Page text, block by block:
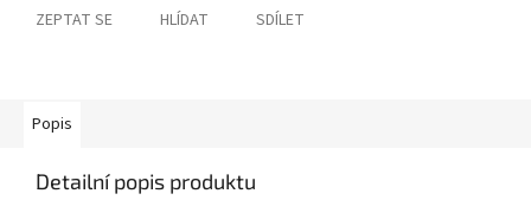
ZEPTAT SE HLÍDAT SDÍLET
Popis
Detailní popis produktu